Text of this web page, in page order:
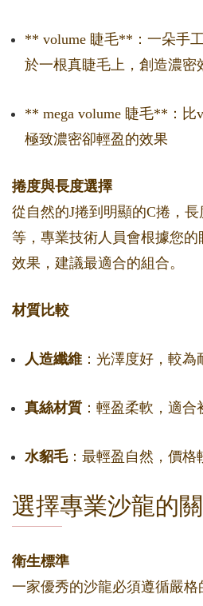
** volume 睫毛**：一朵手
於一根真睫毛上，創造濃密
** mega volume 睫毛**：比
極致濃密卻輕盈的效果
捲度與長度選擇
從自然的J捲到明顯的C捲，長
等，專業技術人員會根據您
效果，建議最適合的組合。
材質比較
人造纖維 ：光澤度好，較為
真絲材質 ：輕盈柔軟，適
水貂毛：最輕盈自然，價格
選擇專業沙龍的
衛生標準
一家優秀的沙龍必須遵循嚴格